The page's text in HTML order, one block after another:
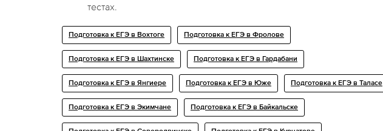
тестах.
Подготовка к ЕГЭ в Вохтоге Подготовка к ЕГЭ в Фролове
Подготовка к ЕГЭ в Шахтинске Подготовка к ЕГЭ в Гардабани
Подготовка к ЕГЭ в Янгиере Подготовка к ЕГЭ в Юже Подготовка к ЕГЭ в Таласе
Подготовка к ЕГЭ в Экимчане Подготовка к ЕГЭ в Байкальске